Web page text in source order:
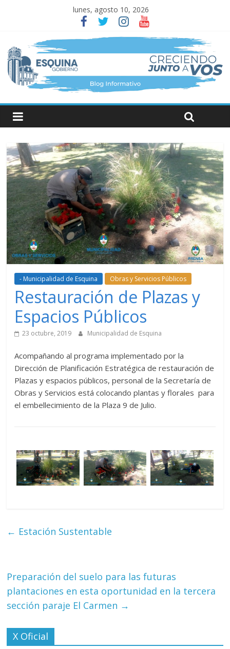
lunes, agosto 10, 2026
- Municipalidad de Esquina Obras y Servicios Públicos
Restauración de Plazas y
Espacios Públicos
23 octubre, 2019 Municipalidad de Esquina
Acompañando al programa implementado por la
Dirección de Planificación Estratégica de restauración de
Plazas y espacios públicos, personal de la Secretaría de
Obras y Servicios está colocando plantas y florales para
el embellecimiento de la Plaza 9 de Julio.
← Estación Sustentable
Preparación del suelo para las futuras
plantaciones en esta oportunidad en la tercera
sección paraje El Carmen →
X Oficial